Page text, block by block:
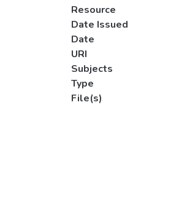
Resource
Date Issued
Date
URI
Subjects
Type
File(s)